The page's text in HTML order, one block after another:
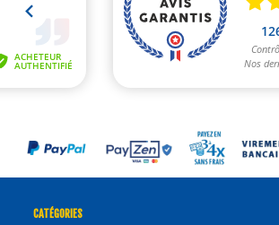
CATÉGORIES